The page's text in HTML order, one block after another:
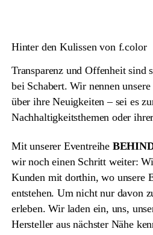
Hinter den Kulissen von f.color
Transparenz und Offenheit sind
bei Schabert. Wir nennen
über ihre Neuigkeiten – sei es
Nachhaltigkeitsthemen oder
Mit unserer Eventreihe
wir noch einen Schritt weiter:
Kunden mit dorthin, wo unsere
entstehen. Um nicht nur davon
erleben. Wir laden ein, uns,
Hersteller aus nächster Nähe